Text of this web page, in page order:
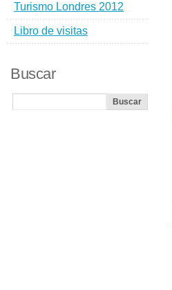
Turismo Londres 2012
Libro de visitas
Buscar